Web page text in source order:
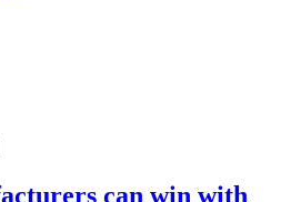
can win with